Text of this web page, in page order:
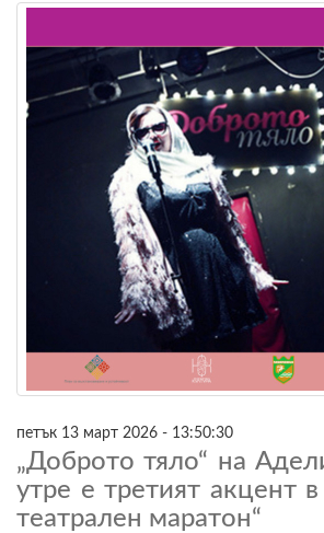
петък 13 март 2026 - 13:50:30
„Доброто тяло“ на
утре е третият акцент
театрален маратон“